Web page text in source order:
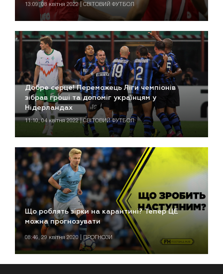
13:09, 08 квітня 2022 | СВІТОВИЙ ФУТБОЛ
Добре серце! Переможець Ліги чемпіонів
зібрав гроші та допоміг українцям у
Нідерландах
11:10, 04 квітня 2022 | СВІТОВИЙ ФУТБОЛ
Що роблять зірки на карантині? Тепер ЦЕ
можна прогнозувати
08:46, 29 квітня 2020 | ПРОГНОЗИ